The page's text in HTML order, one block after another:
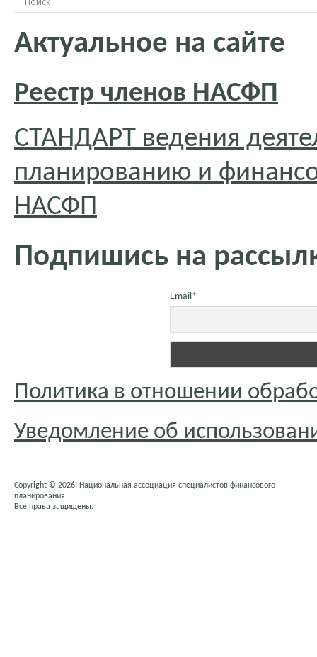
Актуальное на сайте
Реестр членов НАСФП
СТАНДАРТ ведения
планированию и
НАСФП
Подпишись на
Email*
Политика в отношении
Уведомление об
Copyright © 2026. Национальная ассоциация специалистов финансового
планирования.
Все права защищены.